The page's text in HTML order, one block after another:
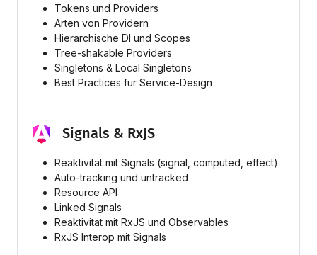
Tokens und Providers
Arten von Providern
Hierarchische DI und Scopes
Tree-shakable Providers
Singletons & Local Singletons
Best Practices für Service-Design
Signals & RxJS
Reaktivität mit Signals (signal, computed, effect)
Auto-tracking und untracked
Resource API
Linked Signals
Reaktivität mit RxJS und Observables
RxJS Interop mit Signals